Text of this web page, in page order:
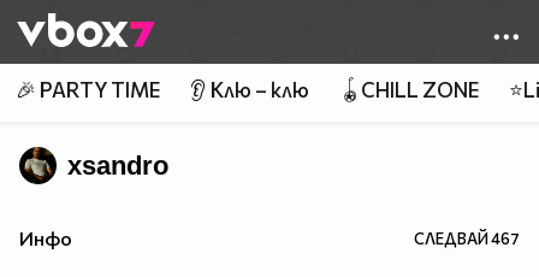
👾
🎉 PARTY TIME 👂 Клю – клю 🪀CHILL ZONE
xsandro
Инфо СЛЕДВАЙ467